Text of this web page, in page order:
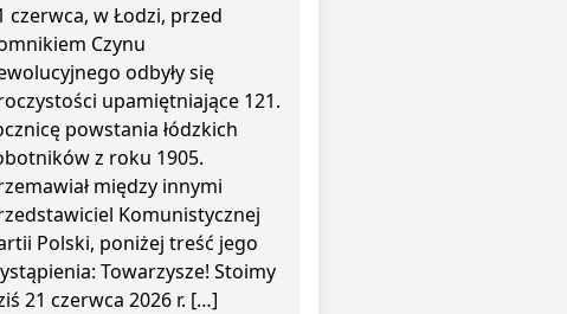
czerwca, w Łodzi, przed
Czynu
odbyły się
upamiętniające 121.
powstania łódzkich
z roku 1905.
między innymi
Komunistycznej
Polski, poniżej treść jego
Towarzysze! Stoimy
21 czerwca 2026 r. […]